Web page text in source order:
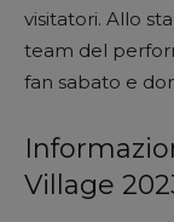
visitatori. Allo
team del
fan sabato e
Village